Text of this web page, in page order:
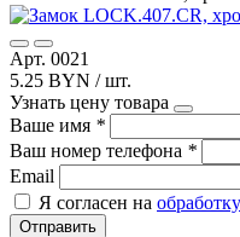
Арт. 0021
5.25 BYN / шт.
Узнать цену товара
Ваше имя *
Ваш номер телефона *
Email
Я согласен на
Отправить